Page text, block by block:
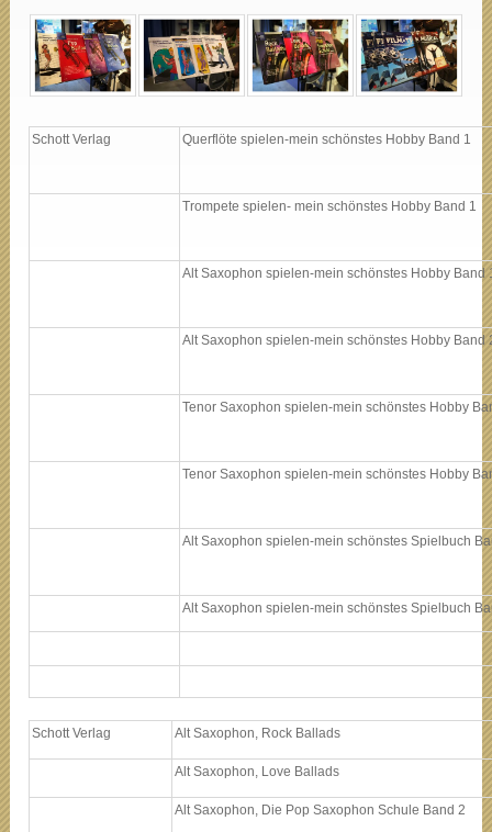
Schott Verlag Querflöte spielen-mein schönstes Hobby Band 1
Trompete spielen- mein schönstes Hobby Band 1
Alt Saxophon spielen-mein schönstes Hobby Band
Alt Saxophon spielen-mein schönstes Hobby Band
Tenor Saxophon spielen-mein schönstes Hobby
Tenor Saxophon spielen-mein schönstes Hobby
Alt Saxophon spielen-mein schönstes Spielbuch
Alt Saxophon spielen-mein schönstes Spielbuch
Schott Verlag Alt Saxophon, Rock Ballads
Alt Saxophon, Love Ballads
Alt Saxophon, Die Pop Saxophon Schule Band 2